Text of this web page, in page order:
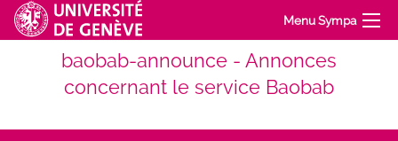
Menu Sympa
baobab-announce - Annonces
concernant le service Baobab